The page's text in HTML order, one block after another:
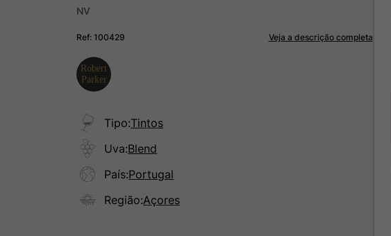
NV
Ref:100429 Veja a descrição completa
Tipo:Tintos
Uva:Blend
País:Portugal
Região:Açores